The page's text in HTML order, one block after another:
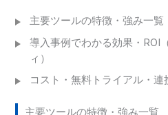
主要ツールの特徴・強み一覧
導入事例でわかる効果・ROI
ィ）
コスト・無料トライアル・連
主要ツールの特徴・強み一覧